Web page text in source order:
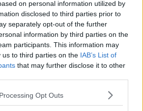
on personal information utilized by
disclosed to third parties prior to
separately opt-out of the further
information by third parties on the
participants. This information may
us to third parties on the IAB’s List of
that may further disclose it to other
Opt Outs